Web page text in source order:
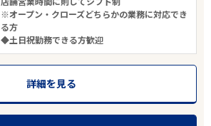
※オープン・クローズどちらかの業務に対応でき
る方
◆土日祝勤務できる方歓迎
詳細を見る